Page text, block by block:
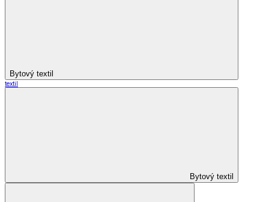
Bytový textil
textil
Bytový textil